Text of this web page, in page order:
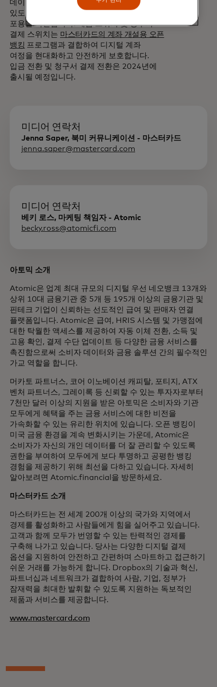
데이터에 안전하게 액세스하고 공유할 수
있도록 지원하여 전 세계적으로 혁신과 금융
포용을 촉진합니다. 예금 스위치 및 청구서
결제 스위치는 마스터카드의 계좌 개설용 오픈
뱅킹 프로그램과 결합하여 디지털 계좌
여정을 현대화하고 안전하게 보호합니다.
입금 전환 및 청구서 결제 전환은 2024년에
출시될 예정입니다.
미디어 연락처
Jenna Saper, 북미 커뮤니케이션 - 마스터카드
jenna.saper@mastercard.com
미디어 연락처
베키 로스, 마케팅 책임자 - Atomic
becky.ross@atomicfi.com
아토믹 소개
Atomic은 업계 최대 규모의 디지털 우선 네오뱅크 13개와
상위 10대 금융기관 중 5개 등 195개 이상의 금융기관 및
핀테크 기업이 신뢰하는 선도적인 급여 및 판매자 연결
플랫폼입니다. Atomic은 급여, HRIS 시스템 및 가맹점에
대한 탁월한 액세스를 제공하여 자동 이체 전환, 소득 및
고용 확인, 결제 수단 업데이트 등 다양한 금융 서비스를
촉진함으로써 소비자 데이터와 금융 솔루션 간의 필수적인
가교 역할을 합니다.
머카토 파트너스, 코어 이노베이션 캐피탈, 포티지, ATX
벤처 파트너스, 그레이록 등 신뢰할 수 있는 투자자로부터
7천만 달러 이상의 지원을 받은 아토믹은 소비자와 기관
모두에게 혜택을 주는 금융 서비스에 대한 비전을
가속화할 수 있는 유리한 위치에 있습니다. 오픈 뱅킹이
미국 금융 환경을 계속 변화시키는 가운데, Atomic은
소비자가 자신의 개인 데이터를 더 잘 관리할 수 있도록
권한을 부여하여 모두에게 보다 투명하고 공평한 뱅킹
경험을 제공하기 위해 최선을 다하고 있습니다. 자세히
알아보려면 Atomic.financial을 방문하세요.
마스터카드 소개
마스터카드는 전 세계 200개 이상의 국가와 지역에서
경제를 활성화하고 사람들에게 힘을 실어주고 있습니다.
고객과 함께 모두가 번영할 수 있는 탄력적인 경제를
구축해 나가고 있습니다. 당사는 다양한 디지털 결제
옵션을 지원하여 안전하고 간편하며 스마트하고 접근하기
쉬운 거래를 가능하게 합니다. Dropbox의 기술과 혁신,
파트너십과 네트워크가 결합하여 사람, 기업, 정부가
잠재력을 최대한 발휘할 수 있도록 지원하는 독보적인
제품과 서비스를 제공합니다.
www.mastercard.com